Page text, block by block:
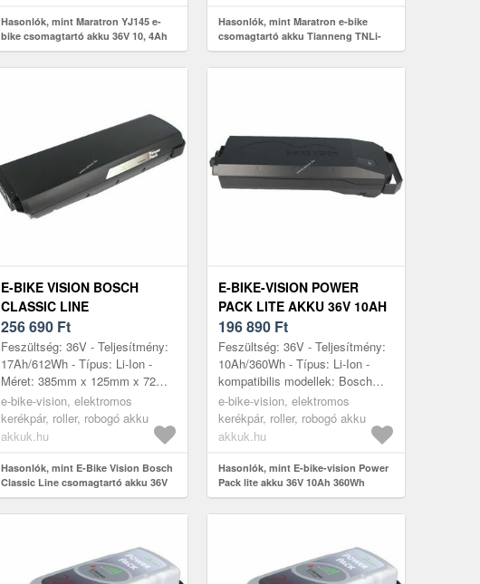
Hasonlók, mint Maratron YJ145 e-
bike csomagtartó akku 36V 10, 4Ah
(374Wh) Telefunken Zündapp
Chrisson
Hasonlók, mint Maratron e-bike
csomagtartó akku Tianneng TNLi-
ITR 36V 10, 4Ah 374Wh Li-ion
E-BIKE VISION BOSCH
CLASSIC LINE
CSOMAGTARTÓ AKKU 36V
17AH 612WH LI-ION
256 690 Ft
Feszültség: 36V - Teljesítmény:
17Ah/612Wh - Típus: Li-Ion -
Méret: 385mm x 125mm x 72mm
- kompatibilis modellek:
PowerPack 400 Classic, Bosch
Clas...
e-bike-vision, elektromos
kerékpár, roller, robogó akku
akkuk.hu
Hasonlók, mint E-Bike Vision Bosch
Classic Line csomagtartó akku 36V
17Ah 612Wh Li-Ion
E-BIKE-VISION POWER
PACK LITE AKKU 36V 10AH
360WH CSOMAGTARTÓ
KOMPATIBILIS BOSCH
ACTIVE/PERFORMANCE
196 890 Ft
Feszültség: 36V - Teljesítmény:
10Ah/360Wh - Típus: Li-Ion -
kompatibilis modellek: Bosch
ActiveLine, Bosch ActiveLine
Plus, Bosch Performance Line...
e-bike-vision, elektromos
kerékpár, roller, robogó akku
akkuk.hu
Hasonlók, mint E-bike-vision Power
Pack lite akku 36V 10Ah 360Wh
csomagtartó kompatibilis Bosch
Active/Performance